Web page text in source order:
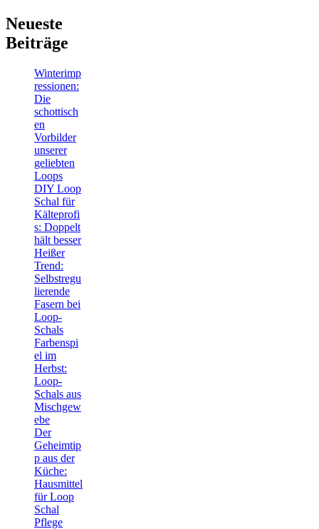
Neueste
Beiträge
Winterimp
ressionen:
Die
schottisch
en
Vorbilder
unserer
geliebten
Loops
DIY Loop
Schal für
Kälteprofi
s: Doppelt
hält besser
Heißer
Trend:
Selbstregu
lierende
Fasern bei
Loop-
Schals
Farbenspi
el im
Herbst:
Loop-
Schals aus
Mischgew
ebe
Der
Geheimtip
p aus der
Küche:
Hausmittel
für Loop
Schal
Pflege